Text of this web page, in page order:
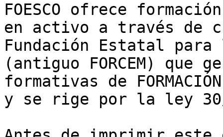
FOESCO ofrece
en activo a través de
Fundación Estatal para
(antiguo FORCEM) que
formativas de
y se rige por la ley 30/